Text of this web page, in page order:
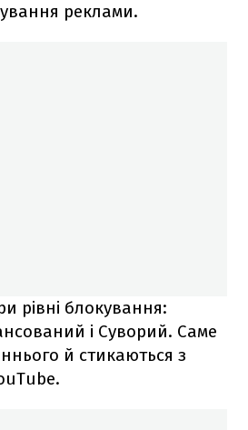
реклами.
рівні блокування:
і Суворий. Саме
й стикаються з